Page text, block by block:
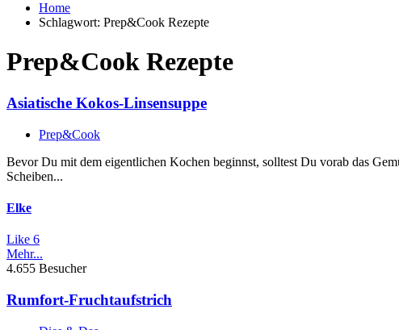
Home
Schlagwort: Prep&Cook Rezepte
Prep&Cook Rezepte
Asiatische Kokos-Linsensuppe
Prep&Cook
Bevor Du mit dem eigentlichen Kochen beginnst, solltest Du vorab das
Scheiben...
Elke
Like 6
Mehr...
4.655 Besucher
Rumfort-Fruchtaufstrich